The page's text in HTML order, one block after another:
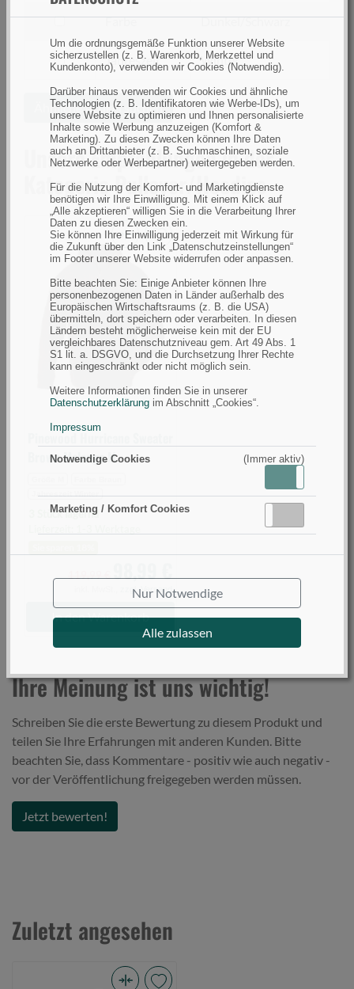
Um die ordnungsgemäße Funktion unserer Website
sicherzustellen (z. B. Warenkorb, Merkzettel und
Kundenkonto), verwenden wir Cookies (Notwendig).
Darüber hinaus verwenden wir Cookies und ähnliche
Technologien (z. B. Identifikatoren wie Werbe-IDs), um
unsere Website zu optimieren und Ihnen personalisierte
Inhalte sowie Werbung anzuzeigen (Komfort &
Marketing). Zu diesen Zwecken können Ihre Daten
auch an Drittanbieter (z. B. Suchmaschinen, soziale
Netzwerke oder Werbepartner) weitergegeben werden.
Für die Nutzung der Komfort- und Marketingdienste
benötigen wir Ihre Einwilligung. Mit einem Klick auf
„Alle akzeptieren“ willigen Sie in die Verarbeitung Ihrer
Daten zu diesen Zwecken ein.
Sie können Ihre Einwilligung jederzeit mit Wirkung für
die Zukunft über den Link „Datenschutzeinstellungen“
im Footer unserer Website widerrufen oder anpassen.
Bitte beachten Sie: Einige Anbieter können Ihre
personenbezogenen Daten in Länder außerhalb des
Europäischen Wirtschaftsraums (z. B. die USA)
übermitteln, dort speichern oder verarbeiten. In diesen
Ländern besteht möglicherweise kein mit der EU
vergleichbares Datenschutzniveau gem. Art 49 Abs. 1
S1 lit. a. DSGVO, und die Durchsetzung Ihrer Rechte
kann eingeschränkt oder nicht möglich sein.
Weitere Informationen finden Sie in unserer
Datenschutzerklärung im Abschnitt „Cookies“.
Impressum
Notwendige Cookies (Immer aktiv)
Marketing / Komfort Cookies
Nur Notwendige
Alle zulassen
Größe
filtern
nach
Farbe
Farbe Dunkel/Schwarz
filtern
Jahreszeit
Jahreszeit Winter
Ähnliche Artikel suchen
Unsere Empfehlungen in der
Kategorie Pullover/Hoodies
Pinewood
Sweater
Brown
Melange
(Bild
Pinewood Hurricane Sweater
Brown Melange M
3 Stück lagernd
119,99 €98,99 €
zzgl. Versand
In den Warenkorb
Ihre Meinung ist uns wichtig!
Schreiben Sie die erste Bewertung zu diesem Produkt und
teilen Sie Ihre Erfahrungen mit anderen Kunden. Bitte
beachten Sie, dass Kommentare - positiv wie auch negativ -
vor der Veröffentlichung freigegeben werden müssen.
Jetzt bewerten!
Zuletzt angesehen